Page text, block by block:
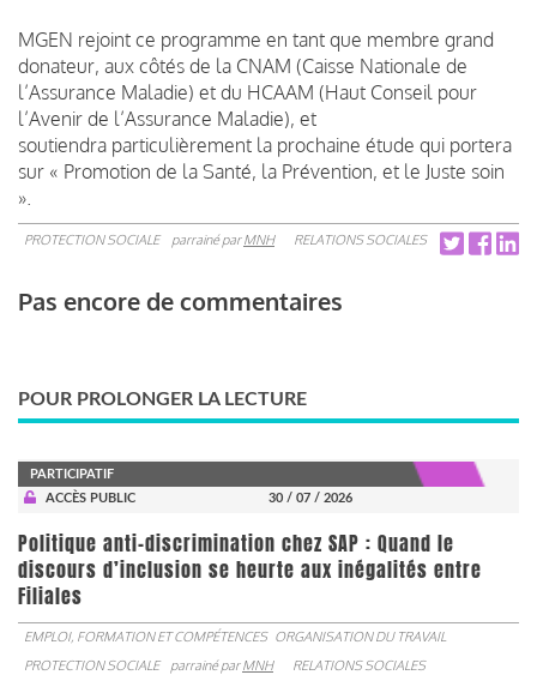
MGEN rejoint ce programme en tant que membre grand
donateur, aux côtés de la CNAM (Caisse Nationale de
l’Assurance Maladie) et du HCAAM (Haut Conseil pour
l’Avenir de l’Assurance Maladie), et
soutiendra particulièrement la prochaine étude qui portera
sur « Promotion de la Santé, la Prévention, et le Juste soin
».
PROTECTION SOCIALE parrainé parMNH RELATIONS SOCIALES
Pas encore de commentaires
POUR PROLONGER LA LECTURE
PARTICIPATIF
ACCÈS PUBLIC
30 / 07 / 2026
Politique anti-discrimination chez SAP : Quand le
discours d’inclusion se heurte aux inégalités entre
Filiales
EMPLOI, FORMATION ET COMPÉTENCES ORGANISATION DU TRAVAIL
PROTECTION SOCIALE
parrainé parMNH RELATIONS SOCIALES